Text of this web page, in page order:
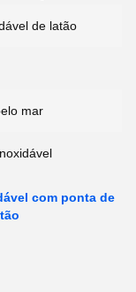
de latão
mar
com ponta de